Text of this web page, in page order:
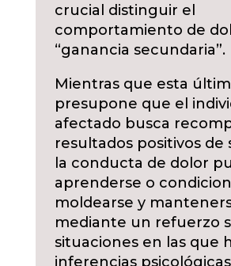
crucial distinguir el
comportamiento de
“ganancia secundaria”.
Mientras que esta
presupone que el
afectado busca
resultados positivos de
la conducta de dolor
aprenderse o
moldearse y
mediante un refuerzo
situaciones en las que
inferencias